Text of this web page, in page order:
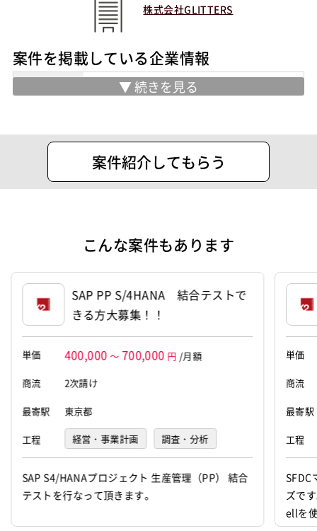
株式会社GLITTERS
案件を掲載している企業情報
・SES事業
・WEBサイトの企画、制作、開発、運用
品川区上大崎2-15-19 ＭＧ目黒駅前
見條 陽亮
案件紹介してもらう
こんな案件もあります
SAP PP S/4HANA 結合テストで
きる方大募集！！
単価 400,000 ～ 700,000 円 /月額
商流
2次請け
最寄駅 東京都
工程 経営・事業計画 調査・分析
プログラミング(実装)
デバッグ 運用・保守
SAP S4/HANAプロジェクト 生産管理（PP） 結合
テストを行なって頂きます。
単価
商流
最寄駅
工程
SFDC
ズで
ellを